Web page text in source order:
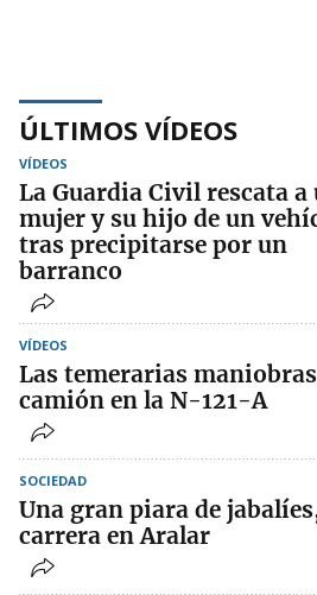
ÚLTIMOS VÍDEOS
VÍDEOS
La Guardia Civil rescata a
mujer y su hijo de un
tras precipitarse por un
barranco
VÍDEOS
Las temerarias
camión en la N-121-A
SOCIEDAD
Una gran piara de
carrera en Aralar